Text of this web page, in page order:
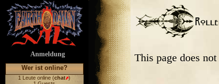
Anmeldung
Wer ist online?
1 Leute online (chat )
This page does